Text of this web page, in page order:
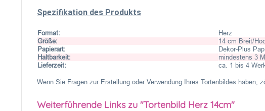
Spezifikation des Produkts
Format:
Herz
Größe:
14 cm Breit/
Papierart:
Dekor-Plus
Haltbarkeit:
mindestens 3
Lieferzeit:
ca. 1 bis 4
Wenn Sie Fragen zur Erstellung oder Verwendung Ihres Tortenbildes haben,
Weiterführende Links zu "Tortenbild Herz 14cm"